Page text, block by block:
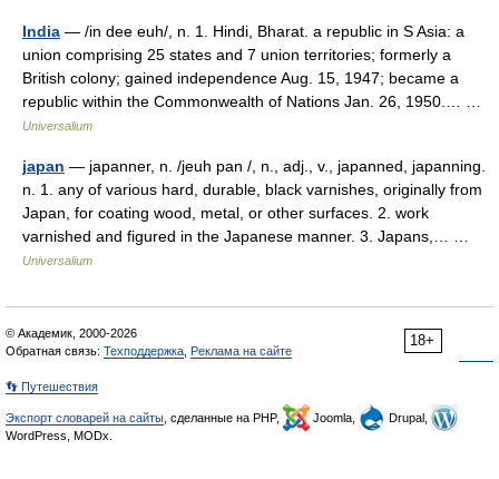
India — /in dee euh/, n. 1. Hindi, Bharat. a republic in S Asia: a
union comprising 25 states and 7 union territories; formerly a
British colony; gained independence Aug. 15, 1947; became a
republic within the Commonwealth of Nations Jan. 26, 1950.… …
Universalium
japan — japanner, n. /jeuh pan /, n., adj., v., japanned, japanning.
n. 1. any of various hard, durable, black varnishes, originally from
Japan, for coating wood, metal, or other surfaces. 2. work
varnished and figured in the Japanese manner. 3. Japans,… …
Universalium
18+
© Академик, 2000-2026
Обратная связь: Техподдержка Реклама на сайте
👣 Путешествия
Экспорт словарей на сайты , сделанные на PHP, Joomla,
Drupal,
WordPress, MODx.